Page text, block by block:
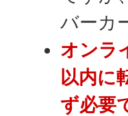
バーカ
オンラ
以内に
ず必要